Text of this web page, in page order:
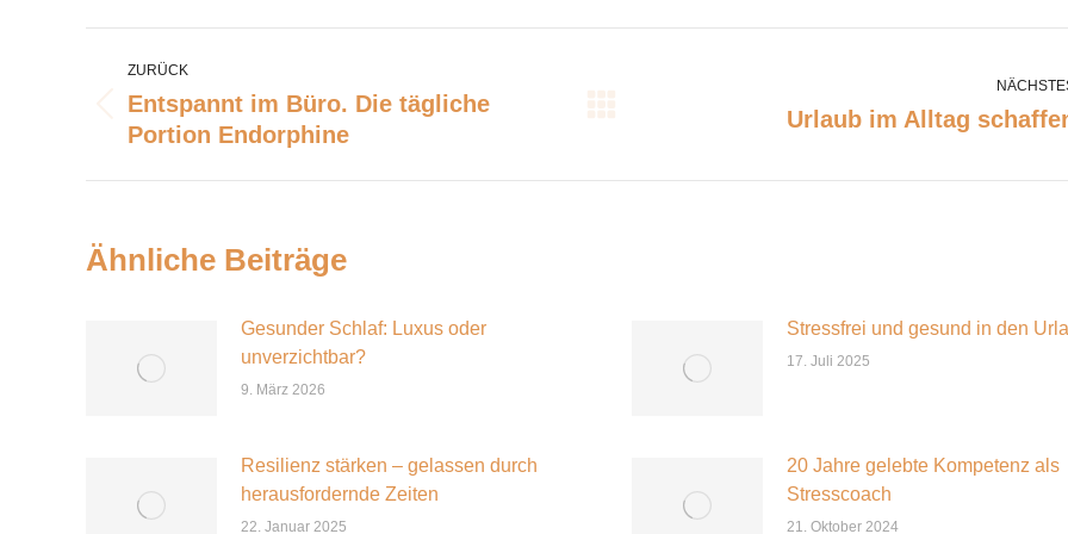
Kommentarnavigation
ZURÜCK
Vorheriger
Beitrag:
Entspannt im Büro. Die tägliche
Portion Endorphine
Urlaub im Alltag
Ähnliche Beiträge
Gesunder Schlaf: Luxus oder
unverzichtbar?
9. März 2026
Stressfrei und gesund in den
17. Juli 2025
Resilienz stärken – gelassen durch
herausfordernde Zeiten
22. Januar 2025
20 Jahre gelebte Kompetenz als
Stresscoach
21. Oktober 2024